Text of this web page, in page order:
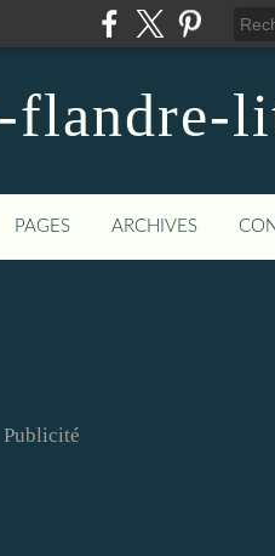
flandre-
PAGES ARCHIVES
Publicité